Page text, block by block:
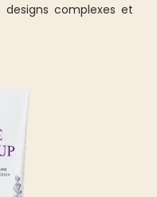
complexes et